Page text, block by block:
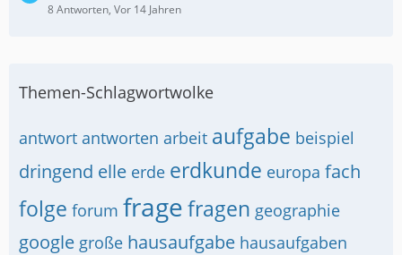
8 Antworten, Vor 14 Jahren
Themen-Schlagwortwolke
antwort antworten arbeit aufgabe beispiel
dringend elle erde erdkunde europa fach
folge forum fragefragen geographie
google große hausaufgabe hausaufgaben